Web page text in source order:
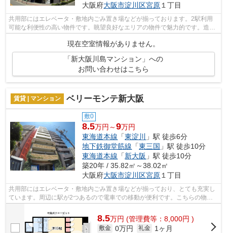
大阪府大阪市淀川区宮原 １丁目
共用部にはエレベータ・敷地内ごみ置き場などが揃っております。2駅利用
可能な利便性の高い物件です。眺望良好なエリアの物件で魅力的です。造り
とデザインに関して、自信をもって情報...
現在空室情報がありません。
「新大阪川島マンション」への
お問い合わせはこちら
賃貸 | マンション ベリーモンテ新大阪
敷0
8.5万円～9万円
東海道本線 「東淀川
」駅 徒歩6分
地下鉄御堂筋線 「東三国 」駅 徒歩10分
東海道本線 「新大阪 」駅 徒歩10分
築20年 / 35.82㎡～38.02㎡
大阪府大阪市淀川区宮原 １丁目
共用部にはエレベータ・敷地内ごみ置き場などが揃っており、とても充実し
ています。周辺に駅が2つあるので電車での移動が便利です。こちらの物件
8.5万円 (管理費等：8,000円 )
敷金 0万円 礼金
1ヶ月